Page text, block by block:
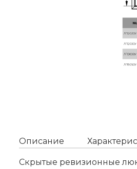
Описание
Скрытые ревизионные